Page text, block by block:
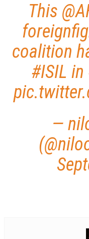
This
coalition
#ISIL in
—